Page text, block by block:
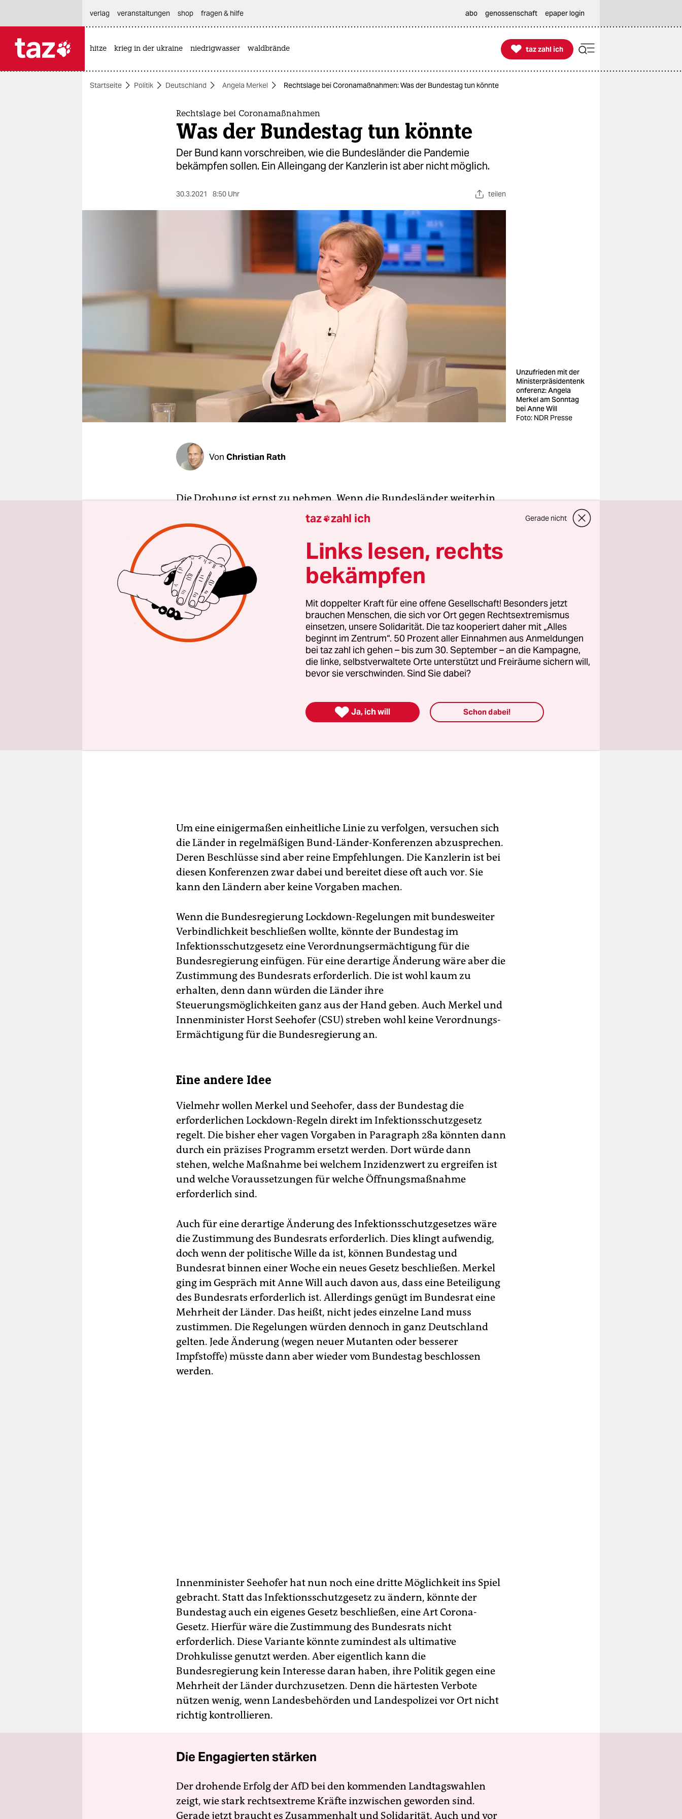
themen
verlag
shop
unterstützen
abo
verlag
veranstaltungen shop fragen & hilfe abo genossenschaft epaper login
hitze krieg in der ukraine niedrigwasser waldbrände 
taz zahl ich
taz zahl ich
Startseite Politik Deutschland Angela Merkel Rechtslage bei Coronamaßnahmen: Was der Bundestag tun könnte
Rechtslage bei Coronamaßnahmen
Was der Bundestag tun könnte
Der Bund kann vorschreiben, wie die Bundesländer die Pandemie
bekämpfen sollen. Ein Alleingang der Kanzlerin ist aber nicht möglich.
30.3.2021 8:50 Uhr teilen
Unzufrieden mit der
Ministerpräsidentenk
onferenz: Angela
Merkel am Sonntag
bei Anne Will
Foto: NDR Presse
Von Christian Rath
Die Drohung ist ernst zu nehmen. Wenn die Bundesländer weiterhin
die notwendigen Maßnahmen gegen die dritte Welle verweigerten,
könne der Bundestag auch das Infektionsschutzgesetz ändern –
Kanzlerin Angela Merkel (CDU) in der Talkshow von Anne Will
Bisher sind die Länder für die Lockdown-Politik weitgehend allein
verantwortlich. Das Infektionsschutzgesetz zählt zwar 17 zulässige
Maßnahmen auf (§ 28a), aber ob diese zum Einsatz kommen,
entscheiden die Landesregierungen per Verordnung.
Um eine einigermaßen einheitliche Linie zu verfolgen, versuchen sich
die Länder in regelmäßigen Bund-Länder-Konferenzen abzusprechen.
Deren Beschlüsse sind aber reine Empfehlungen. Die Kanzlerin ist bei
diesen Konferenzen zwar dabei und bereitet diese oft auch vor. Sie
kann den Ländern aber keine Vorgaben machen.
Wenn die Bundesregierung Lockdown-Regelungen mit bundesweiter
Verbindlichkeit beschließen wollte, könnte der Bundestag im
Infektionsschutzgesetz eine Verordnungsermächtigung für die
Bundesregierung einfügen. Für eine derartige Änderung wäre aber die
Zustimmung des Bundesrats erforderlich. Die ist wohl kaum zu
erhalten, denn dann würden die Länder ihre
Steuerungsmöglichkeiten ganz aus der Hand geben. Auch Merkel und
Innenminister Horst Seehofer (CSU) streben wohl keine Verordnungs-
Ermächtigung für die Bundesregierung an.
Eine andere Idee
Vielmehr wollen Merkel und Seehofer, dass der Bundestag die
erforderlichen Lockdown-Regeln direkt im Infektionsschutzgesetz
regelt. Die bisher eher vagen Vorgaben in Paragraph 28a könnten dann
durch ein präzises Programm ersetzt werden. Dort würde dann
stehen, welche Maßnahme bei welchem Inzidenzwert zu ergreifen ist
und welche Voraussetzungen für welche Öffnungsmaßnahme
erforderlich sind.
Auch für eine derartige Änderung des Infektionsschutzgesetzes wäre
die Zustimmung des Bundesrats erforderlich. Dies klingt aufwendig,
doch wenn der politische Wille da ist, können Bundestag und
Bundesrat binnen einer Woche ein neues Gesetz beschließen. Merkel
ging im Gespräch mit Anne Will auch davon aus, dass eine Beteiligung
des Bundesrats erforderlich ist. Allerdings genügt im Bundesrat eine
Mehrheit der Länder. Das heißt, nicht jedes einzelne Land muss
zustimmen. Die Regelungen würden dennoch in ganz Deutschland
gelten. Jede Änderung (wegen neuer Mutanten oder besserer
Impfstoffe) müsste dann aber wieder vom Bundestag beschlossen
werden.
Innenminister Seehofer hat nun noch eine dritte Möglichkeit ins Spiel
gebracht. Statt das Infektionsschutzgesetz zu ändern, könnte der
Bundestag auch ein eigenes Gesetz beschließen, eine Art Corona-
Gesetz. Hierfür wäre die Zustimmung des Bundesrats nicht
erforderlich. Diese Variante könnte zumindest als ultimative
Drohkulisse genutzt werden. Aber eigentlich kann die
Bundesregierung kein Interesse daran haben, ihre Politik gegen eine
Mehrheit der Länder durchzusetzen. Denn die härtesten Verbote
nützen wenig, wenn Landesbehörden und Landespolizei vor Ort nicht
richtig kontrollieren.
Die Engagierten stärken
Der drohende Erfolg der AfD bei den kommenden Landtagswahlen
zeigt, wie stark rechtsextreme Kräfte inzwischen geworden sind.
Gerade jetzt braucht es Zusammenhalt und Solidarität. Auch und vor
taz zahl ich Gerade nicht
Links lesen, rechts
bekämpfen
Mit doppelter Kraft für eine offene Gesellschaft! Besonders jetzt
brauchen Menschen, die sich vor Ort gegen Rechtsextremismus
einsetzen, unsere Solidarität. Die taz kooperiert daher mit „Alles
beginnt im Zentrum“. 50 Prozent aller Einnahmen aus Anmeldungen
bei taz zahl ich gehen – bis zum 30. September – an die Kampagne,
die linke, selbstverwaltete Orte unterstützt und Freiräume sichern will,
bevor sie verschwinden. Sind Sie dabei?
 Ja, ich will Schon dabei!